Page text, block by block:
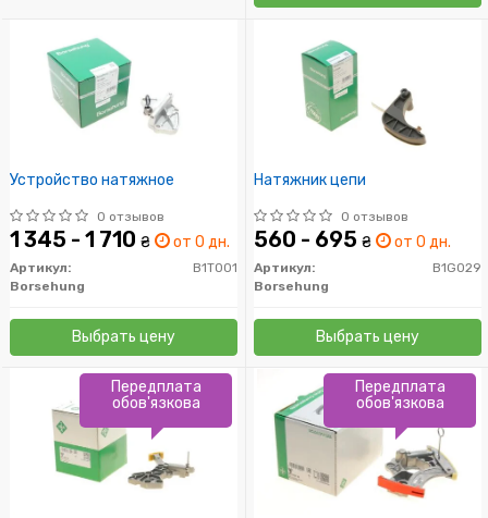
Устройство натяжное
0 отзывов
1 345 - 1 710 ₴ от 0 дн.
Артикул:
B1T001
Borsehung
Выбрать цену
Натяжник цепи
0 отзывов
560 - 695 ₴ от 0 дн.
Артикул:
B1G029
Borsehung
Выбрать цену
Передплата
обов'язкова
Передплата
обов'язкова